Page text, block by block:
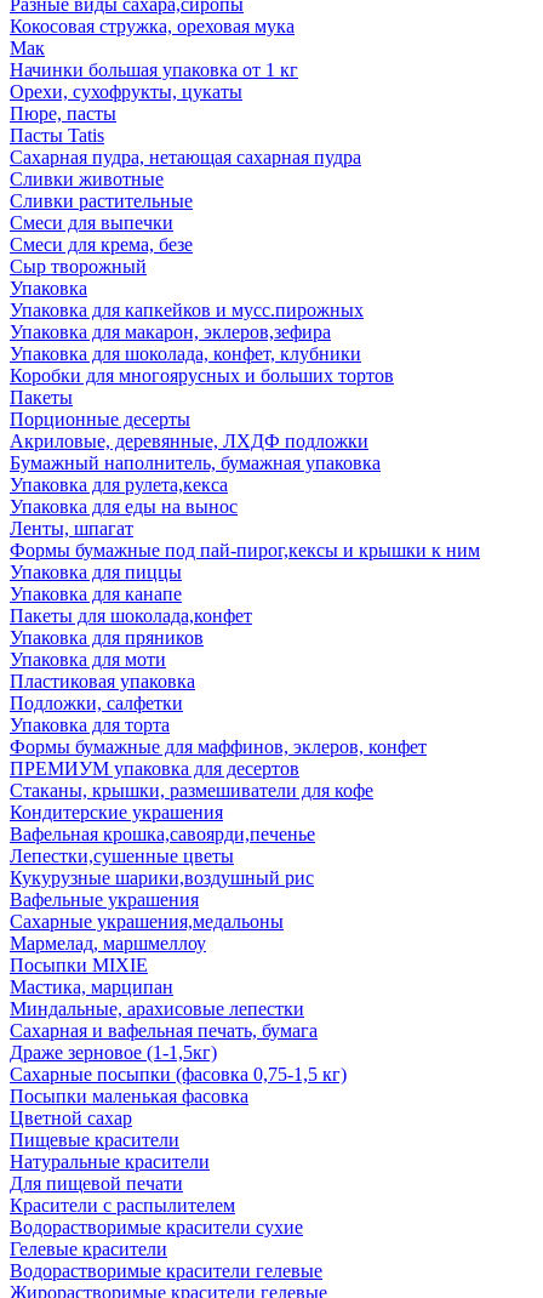
Разные виды сахара,сиропы
Кокосовая стружка, ореховая мука
Мак
Начинки большая упаковка от 1 кг
Орехи, сухофрукты, цукаты
Пюре, пасты
Пасты Tatis
Сахарная пудра, нетающая сахарная пудра
Сливки животные
Сливки растительные
Смеси для выпечки
Смеси для крема, безе
Сыр творожный
Упаковка
Упаковка для капкейков и мусс.пирожных
Упаковка для макарон, эклеров,зефира
Упаковка для шоколада, конфет, клубники
Коробки для многоярусных и больших тортов
Пакеты
Порционные десерты
Акриловые, деревянные, ЛХДФ подложки
Бумажный наполнитель, бумажная упаковка
Упаковка для рулета,кекса
Упаковка для еды на вынос
Ленты, шпагат
Формы бумажные под пай-пирог,кексы и крышки к ним
Упаковка для пиццы
Упаковка для канапе
Пакеты для шоколада,конфет
Упаковка для пряников
Упаковка для моти
Пластиковая упаковка
Подложки, салфетки
Упаковка для торта
Формы бумажные для маффинов, эклеров, конфет
ПРЕМИУМ упаковка для десертов
Стаканы, крышки, размешиватели для кофе
Кондитерские украшения
Вафельная крошка,савоярди,печенье
Лепестки,сушенные цветы
Кукурузные шарики,воздушный рис
Вафельные украшения
Сахарные украшения,медальоны
Мармелад, маршмеллоу
Посыпки MIXIE
Мастика, марципан
Миндальные, арахисовые лепестки
Сахарная и вафельная печать, бумага
Драже зерновое (1-1,5кг)
Сахарные посыпки (фасовка 0,75-1,5 кг)
Посыпки маленькая фасовка
Цветной сахар
Пищевые красители
Натуральные красители
Для пищевой печати
Красители с распылителем
Водорастворимые красители сухие
Гелевые красители
Водорастворимые красители гелевые
Жирорастворимые красители гелевые